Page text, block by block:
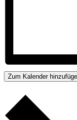
Zum Kalender